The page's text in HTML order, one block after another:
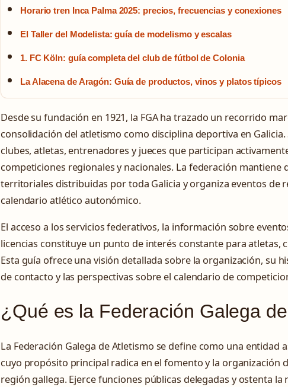
Horario tren Inca Palma 2025: precios, frecuencias y conexiones
El Taller del Modelista: guía de modelismo y escalas
1. FC Köln: guía completa del club de fútbol de Colonia
La Alacena de Aragón: Guía de productos, vinos y platos típicos
Desde su fundación en 1921, la FGA ha trazado un recorrido
consolidación del atletismo como disciplina deportiva en
clubes, atletas, entrenadores y jueces que participan
competiciones regionales y nacionales. La federación mantiene
territoriales distribuidas por toda Galicia y organiza eventos de
calendario atlético autonómico.
El acceso a los servicios federativos, la información sobre
licencias constituye un punto de interés constante para atletas,
Esta guía ofrece una visión detallada sobre la organización, su
de contacto y las perspectivas sobre el calendario de
¿Qué es la Federación Galega
La Federación Galega de Atletismo se define como una entidad
cuyo propósito principal radica en el fomento y la organización
región gallega. Ejerce funciones públicas delegadas y ostenta la